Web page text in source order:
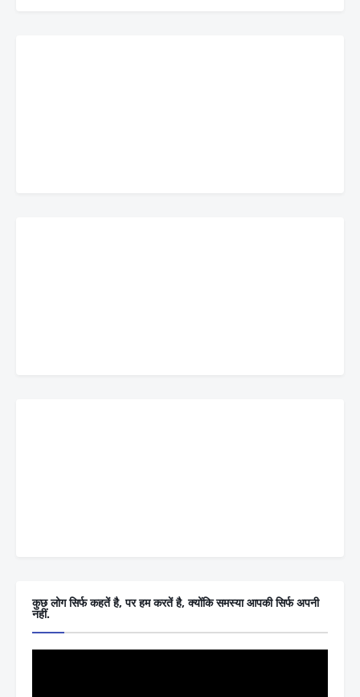
कुछ लोग सिर्फ कहतें है, पर हम करतें है, क्योंकि समस्या आपकी सिर्फ अपनी
नहीं.